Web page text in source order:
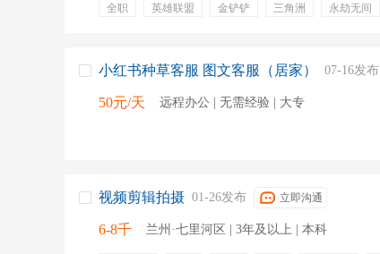
全职 英雄联盟 金铲铲 三角洲 永劫无间
小红书种草客服 图文客服（居家） 07-16发布
50元/天 远程办公 | 无需经验 | 大专
视频剪辑拍摄 01-26发布 立即沟通
6-8千 兰州·七里河区 | 3年及以上 | 本科